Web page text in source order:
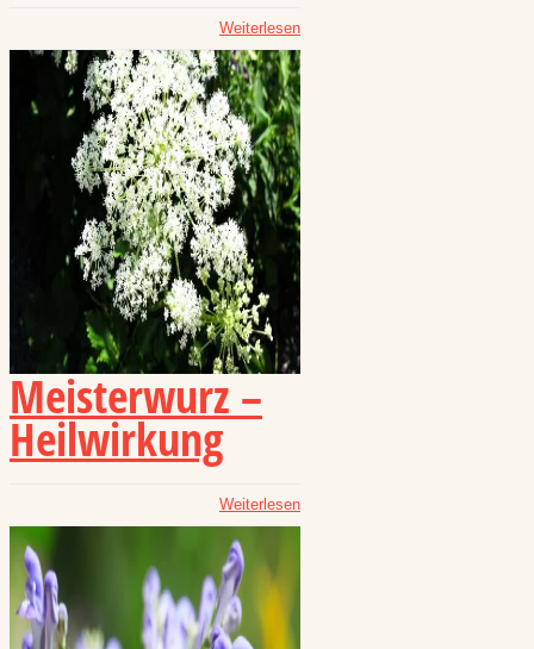
Weiterlesen
Meisterwurz –
Heilwirkung
Weiterlesen